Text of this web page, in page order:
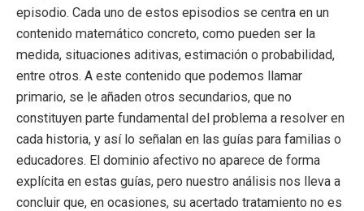
episodio. Cada uno de estos episodios se centra en un
contenido matemático concreto, como pueden ser la
medida, situaciones aditivas, estimación o probabilidad,
entre otros. A este contenido que podemos llamar
primario, se le añaden otros secundarios, que no
constituyen parte fundamental del problema a resolver en
cada historia, y así lo señalan en las guías para familias o
educadores. El dominio afectivo no aparece de forma
explícita en estas guías, pero nuestro análisis nos lleva a
concluir que, en ocasiones, su acertado tratamiento no es